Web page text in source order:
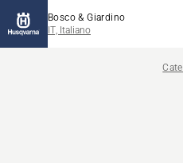
Bosco & Giardino
IT, Italiano